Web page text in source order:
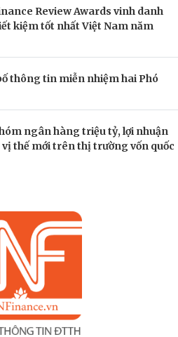
Review Awards vinh danh
kiệm tốt nhất Việt Nam năm
thông tin miễn nhiệm hai Phó
ngân hàng triệu tỷ, lợi nhuận
vị thế mới trên thị trường vốn quốc